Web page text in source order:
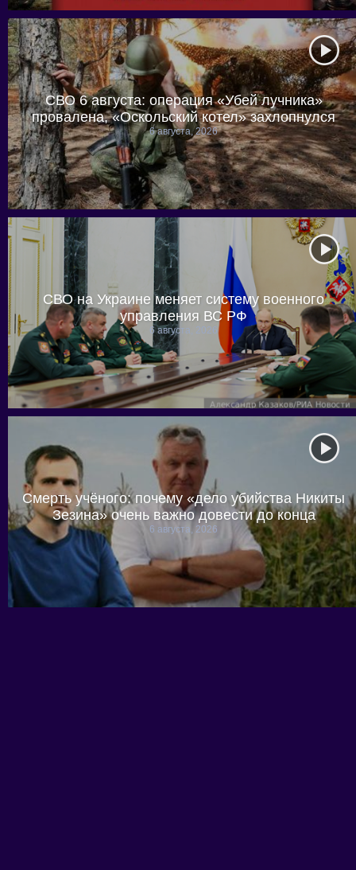
СВО 6 августа: операция «Убей лучника»
провалена, «Оскольский котел» захлопнулся
6 августа, 2026
СВО на Украине меняет систему военного
управления ВС РФ
6 августа, 2026
Смерть учёного: почему «дело убийства Никиты
Зезина» очень важно довести до конца
6 августа, 2026